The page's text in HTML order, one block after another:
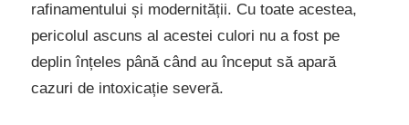
rafinamentului și modernității. Cu toate acestea,
pericolul ascuns al acestei culori nu a fost pe
deplin înțeles până când au început să apară
cazuri de intoxicație severă.